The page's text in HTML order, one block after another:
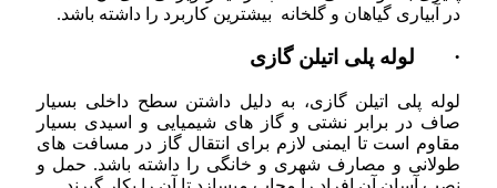
در آبیاری گیاهان و گلخانه بیشترین کاربرد را داشته باشد.
· لوله پلی اتیلن گازی
لوله پلی اتیلن گازی، به دلیل داشتن سطح داخلی بسیار
صاف در برابر نشتی و گاز های شیمیایی و اسیدی بسیار
مقاوم است تا ایمنی لازم برای انتقال گاز در مسافت های
طولانی و مصارف شهری و خانگی را داشته باشد. حمل و